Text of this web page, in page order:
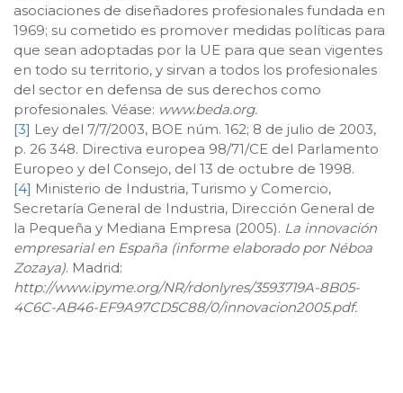
asociaciones de diseñadores profesionales fundada en
1969; su cometido es promover medidas políticas para
que sean adoptadas por la UE para que sean vigentes
en todo su territorio, y sirvan a todos los profesionales
del sector en defensa de sus derechos como
profesionales. Véase: www.beda.org.
[3] Ley del 7/7/2003, BOE núm. 162; 8 de julio de 2003,
p. 26 348. Directiva europea 98/71/CE del Parlamento
Europeo y del Consejo, del 13 de octubre de 1998.
[4] Ministerio de Industria, Turismo y Comercio,
Secretaría General de Industria, Dirección General de
la Pequeña y Mediana Empresa (2005). La innovación
empresarial en España (informe elaborado por Néboa
Zozaya). Madrid:
http://www.ipyme.org/NR/rdonlyres/3593719A-8B05-
4C6C-AB46-EF9A97CD5C88/0/innovacion2005.pdf.